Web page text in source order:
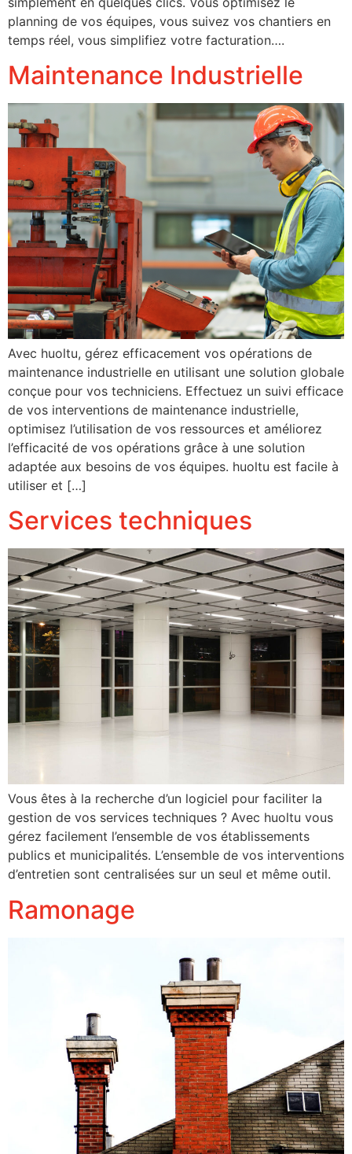
planning de vos équipes, vous suivez vos chantiers en
temps réel, vous simplifiez votre facturation….
Maintenance Industrielle
Avec huoltu, gérez efficacement vos opérations de
maintenance industrielle en utilisant une solution globale
conçue pour vos techniciens. Effectuez un suivi efficace
de vos interventions de maintenance industrielle,
optimisez l’utilisation de vos ressources et améliorez
l’efficacité de vos opérations grâce à une solution
adaptée aux besoins de vos équipes. huoltu est facile à
utiliser et […]
Services techniques
Vous êtes à la recherche d’un logiciel pour faciliter la
gestion de vos services techniques ? Avec huoltu vous
gérez facilement l’ensemble de vos établissements
publics et municipalités. L’ensemble de vos interventions
d’entretien sont centralisées sur un seul et même outil.
Ramonage